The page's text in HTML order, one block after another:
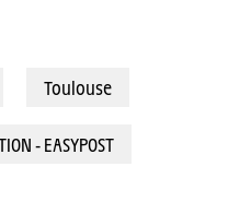
Toulouse
- EASYPOST